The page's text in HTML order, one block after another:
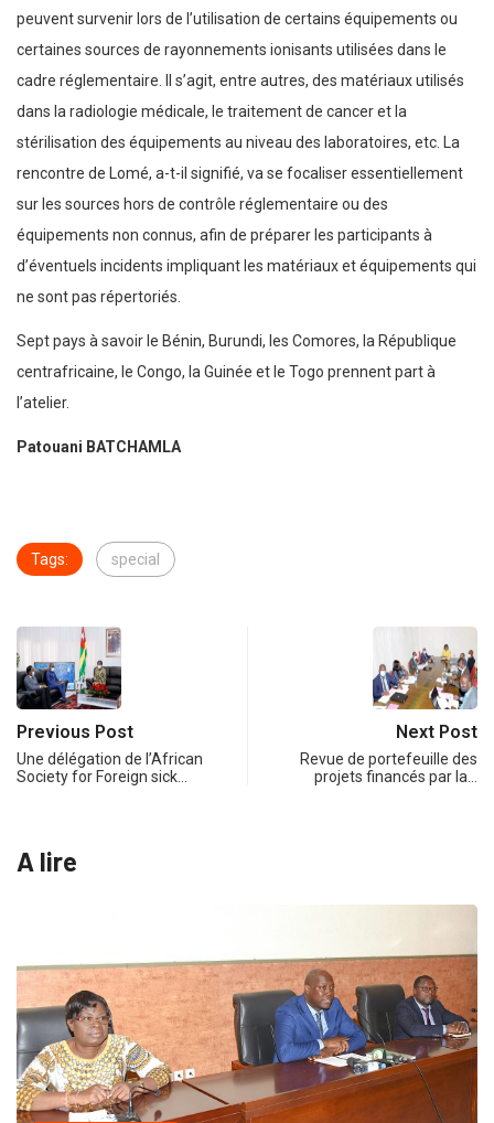
peuvent survenir lors de l’utilisation de certains équipements ou
certaines sources de rayonnements ionisants utilisées dans le
cadre réglementaire. Il s’agit, entre autres, des matériaux utilisés
dans la radiologie médicale, le traitement de cancer et la
stérilisation des équipements au niveau des laboratoires, etc. La
rencontre de Lomé, a-t-il signifié, va se focaliser essentiellement
sur les sources hors de contrôle réglementaire ou des
équipements non connus, afin de préparer les participants à
d’éventuels incidents impliquant les matériaux et équipements qui
ne sont pas répertoriés.
Sept pays à savoir le Bénin, Burundi, les Comores, la République
centrafricaine, le Congo, la Guinée et le Togo prennent part à
l’atelier.
Patouani BATCHAMLA
Tags: special
Previous Post
Une délégation de l’African
Society for Foreign sick…
Next Post
Revue de portefeuille des
projets financés par la…
A lire